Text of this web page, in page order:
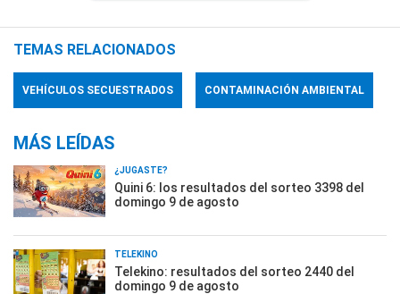
TEMAS RELACIONADOS
VEHÍCULOS SECUESTRADOS CONTAMINACIÓN AMBIENTAL
MÁS LEÍDAS
¿JUGASTE?
Quini 6: los resultados del sorteo 3398 del
domingo 9 de agosto
TELEKINO
Telekino: resultados del sorteo 2440 del
domingo 9 de agosto